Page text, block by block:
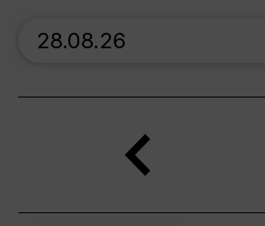
skip_calendar_timeline
Suche